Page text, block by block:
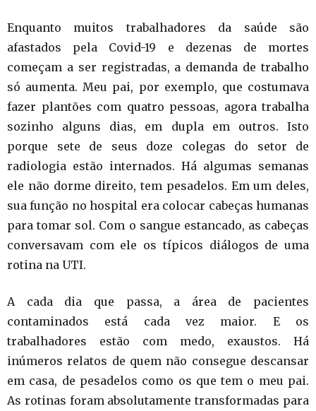
Enquanto muitos trabalhadores da saúde são
afastados pela Covid-19 e dezenas de mortes
começam a ser registradas, a demanda de trabalho
só aumenta. Meu pai, por exemplo, que costumava
fazer plantões com quatro pessoas, agora trabalha
sozinho alguns dias, em dupla em outros. Isto
porque sete de seus doze colegas do setor de
radiologia estão internados. Há algumas semanas
ele não dorme direito, tem pesadelos. Em um deles,
sua função no hospital era colocar cabeças humanas
para tomar sol. Com o sangue estancado, as cabeças
conversavam com ele os típicos diálogos de uma
rotina na UTI.
A cada dia que passa, a área de pacientes
contaminados está cada vez maior. E os
trabalhadores estão com medo, exaustos. Há
inúmeros relatos de quem não consegue descansar
em casa, de pesadelos como os que tem o meu pai.
As rotinas foram absolutamente transformadas para